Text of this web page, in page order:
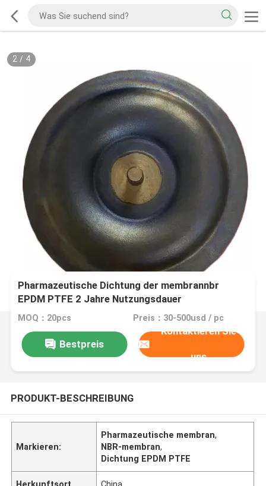
2/ 4
Pharmazeutische Dichtung der membrannbr
EPDM PTFE 2 Jahre Nutzungsdauer
MOQ：20pcs Preis：30-500usd / pc
Bestpreis
Kontaktieren Sie
uns
PRODUKT-BESCHREIBUNG
Markieren:
Pharmazeutische membran,
NBR-membran,
Dichtung EPDM PTFE
Herkunftsort China